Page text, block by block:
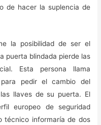
de hacer la suplencia de
la posibilidad de ser el
puerta blindada pierde las
Esta persona llama
pedir el cambio del
llaves de su puerta. El
europeo de seguridad
técnico informaría de dos